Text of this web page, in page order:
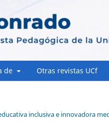
de Otras revistas UCf
inclusiva e innovadora